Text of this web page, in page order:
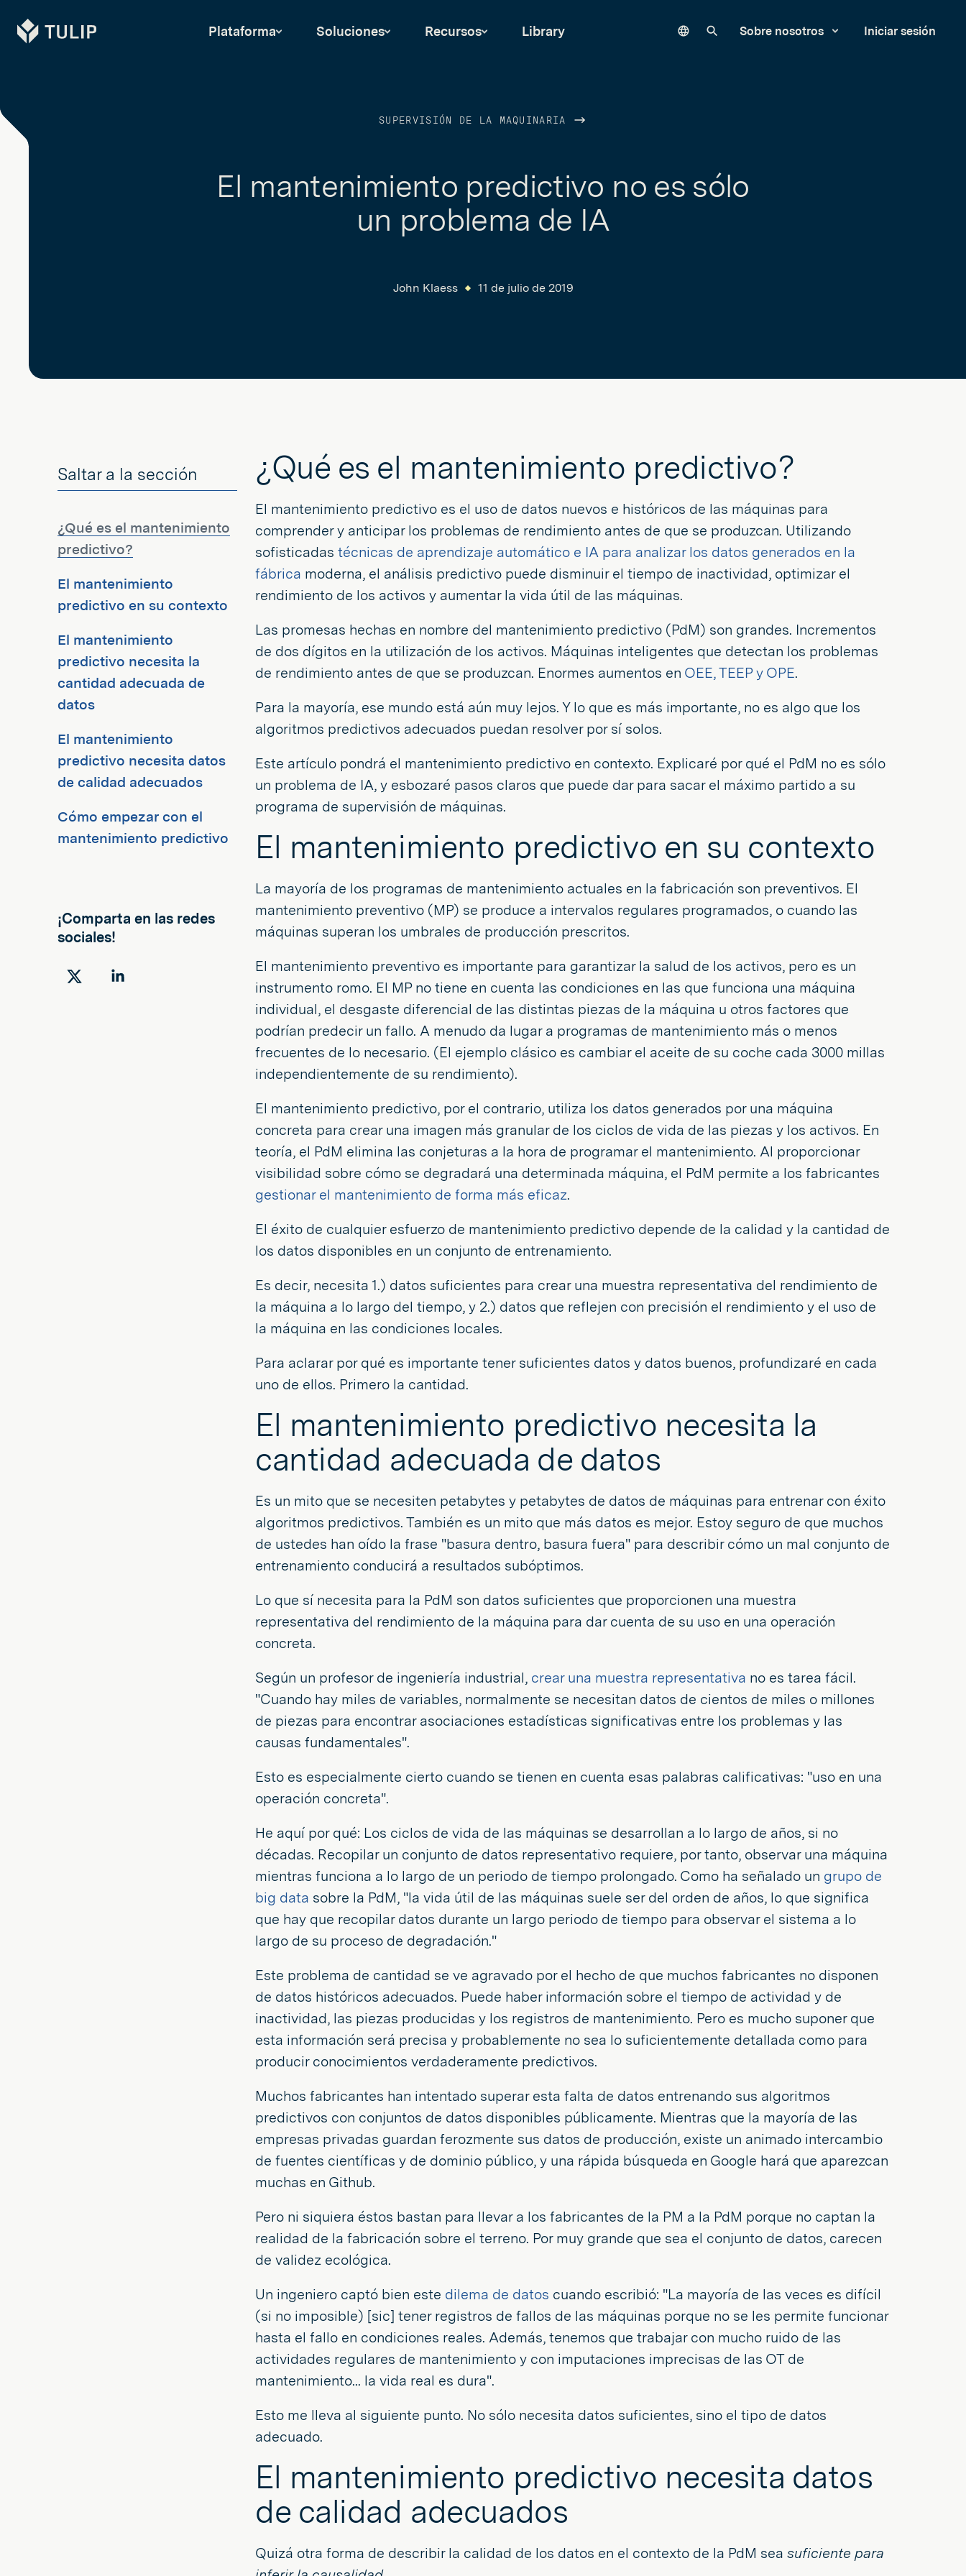
Tulip Plataforma Soluciones Recursos Library LanguageBuscar en nuestro sitio
Sobre nosotros Iniciar sesión
SUPERVISIÓN DE LA MAQUINARIA
El mantenimiento predictivo no es sólo
un problema de IA
John Klaess 11 de julio de 2019
Saltar a la sección
¿Qué es el mantenimiento
predictivo?
El mantenimiento
predictivo en su contexto
El mantenimiento
predictivo necesita la
cantidad adecuada de
datos
El mantenimiento
predictivo necesita datos
de calidad adecuados
Cómo empezar con el
mantenimiento predictivo
¡Comparta en las redes
sociales!
CompartirCompartir
¿Qué es el mantenimiento predictivo?
El mantenimiento predictivo es el uso de datos nuevos e históricos de las máquinas para
comprender y anticipar los problemas de rendimiento antes de que se produzcan. Utilizando
sofisticadas técnicas de aprendizaje automático e IA para analizar los datos generados en la
fábrica moderna, el análisis predictivo puede disminuir el tiempo de inactividad, optimizar el
rendimiento de los activos y aumentar la vida útil de las máquinas.
Las promesas hechas en nombre del mantenimiento predictivo (PdM) son grandes. Incrementos
de dos dígitos en la utilización de los activos. Máquinas inteligentes que detectan los problemas
de rendimiento antes de que se produzcan. Enormes aumentos en OEE, TEEP y OPE.
Para la mayoría, ese mundo está aún muy lejos. Y lo que es más importante, no es algo que los
algoritmos predictivos adecuados puedan resolver por sí solos.
Este artículo pondrá el mantenimiento predictivo en contexto. Explicaré por qué el PdM no es sólo
un problema de IA, y esbozaré pasos claros que puede dar para sacar el máximo partido a su
programa de supervisión de máquinas.
El mantenimiento predictivo en su contexto
La mayoría de los programas de mantenimiento actuales en la fabricación son preventivos. El
mantenimiento preventivo (MP) se produce a intervalos regulares programados, o cuando las
máquinas superan los umbrales de producción prescritos.
El mantenimiento preventivo es importante para garantizar la salud de los activos, pero es un
instrumento romo. El MP no tiene en cuenta las condiciones en las que funciona una máquina
individual, el desgaste diferencial de las distintas piezas de la máquina u otros factores que
podrían predecir un fallo. A menudo da lugar a programas de mantenimiento más o menos
frecuentes de lo necesario. (El ejemplo clásico es cambiar el aceite de su coche cada 3000 millas
independientemente de su rendimiento).
El mantenimiento predictivo, por el contrario, utiliza los datos generados por una máquina
concreta para crear una imagen más granular de los ciclos de vida de las piezas y los activos. En
teoría, el PdM elimina las conjeturas a la hora de programar el mantenimiento. Al proporcionar
visibilidad sobre cómo se degradará una determinada máquina, el PdM permite a los fabricantes
gestionar el mantenimiento de forma más eficaz.
El éxito de cualquier esfuerzo de mantenimiento predictivo depende de la calidad y la cantidad de
los datos disponibles en un conjunto de entrenamiento.
Es decir, necesita 1.) datos suficientes para crear una muestra representativa del rendimiento de
la máquina a lo largo del tiempo, y 2.) datos que reflejen con precisión el rendimiento y el uso de
la máquina en las condiciones locales.
Para aclarar por qué es importante tener suficientes datos y datos buenos, profundizaré en cada
uno de ellos. Primero la cantidad.
El mantenimiento predictivo necesita la
cantidad adecuada de datos
Es un mito que se necesiten petabytes y petabytes de datos de máquinas para entrenar con éxito
algoritmos predictivos. También es un mito que más datos es mejor. Estoy seguro de que muchos
de ustedes han oído la frase "basura dentro, basura fuera" para describir cómo un mal conjunto de
entrenamiento conducirá a resultados subóptimos.
Lo que sí necesita para la PdM son datos suficientes que proporcionen una muestra
representativa del rendimiento de la máquina para dar cuenta de su uso en una operación
concreta.
Según un profesor de ingeniería industrial, crear una muestra representativa no es tarea fácil.
"Cuando hay miles de variables, normalmente se necesitan datos de cientos de miles o millones
de piezas para encontrar asociaciones estadísticas significativas entre los problemas y las
causas fundamentales".
Esto es especialmente cierto cuando se tienen en cuenta esas palabras calificativas: "uso en una
operación concreta".
He aquí por qué: Los ciclos de vida de las máquinas se desarrollan a lo largo de años, si no
décadas. Recopilar un conjunto de datos representativo requiere, por tanto, observar una máquina
mientras funciona a lo largo de un periodo de tiempo prolongado. Como ha señalado un grupo de
big data sobre la PdM, "la vida útil de las máquinas suele ser del orden de años, lo que significa
que hay que recopilar datos durante un largo periodo de tiempo para observar el sistema a lo
largo de su proceso de degradación."
Este problema de cantidad se ve agravado por el hecho de que muchos fabricantes no disponen
de datos históricos adecuados. Puede haber información sobre el tiempo de actividad y de
inactividad, las piezas producidas y los registros de mantenimiento. Pero es mucho suponer que
esta información será precisa y probablemente no sea lo suficientemente detallada como para
producir conocimientos verdaderamente predictivos.
Muchos fabricantes han intentado superar esta falta de datos entrenando sus algoritmos
predictivos con conjuntos de datos disponibles públicamente. Mientras que la mayoría de las
empresas privadas guardan ferozmente sus datos de producción, existe un animado intercambio
de fuentes científicas y de dominio público, y una rápida búsqueda en Google hará que aparezcan
muchas en Github.
Pero ni siquiera éstos bastan para llevar a los fabricantes de la PM a la PdM porque no captan la
realidad de la fabricación sobre el terreno. Por muy grande que sea el conjunto de datos, carecen
de validez ecológica.
Un ingeniero captó bien este dilema de datos cuando escribió: "La mayoría de las veces es difícil
(si no imposible) [sic] tener registros de fallos de las máquinas porque no se les permite funcionar
hasta el fallo en condiciones reales. Además, tenemos que trabajar con mucho ruido de las
actividades regulares de mantenimiento y con imputaciones imprecisas de las OT de
mantenimiento... la vida real es dura".
Esto me lleva al siguiente punto. No sólo necesita datos suficientes, sino el tipo de datos
adecuado.
El mantenimiento predictivo necesita datos
de calidad adecuados
Quizá otra forma de describir la calidad de los datos en el contexto de la PdM sea suficiente para